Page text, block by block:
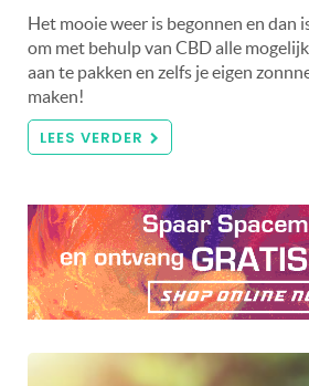
Het mooie weer is begonnen en dan
om met behulp van CBD alle
aan te pakken en zelfs je eigen
maken!
LEES VERDER